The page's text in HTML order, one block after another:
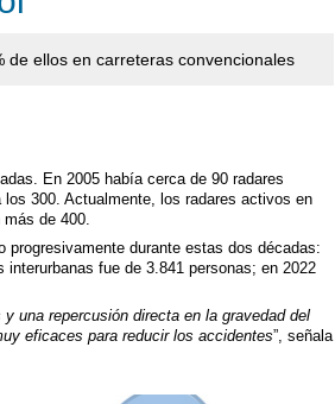
de ellos en carreteras convencionales
En 2005 había cerca de 90 radares
300. Actualmente, los radares activos en
de 400.
durante estas dos décadas:
fue de 3.841 personas; en 2022
una repercusión directa en la gravedad del
eficaces para reducir los accidentes”, señala